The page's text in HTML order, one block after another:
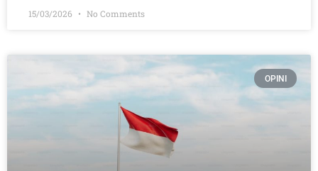
15/03/2026 No Comments
OPINI